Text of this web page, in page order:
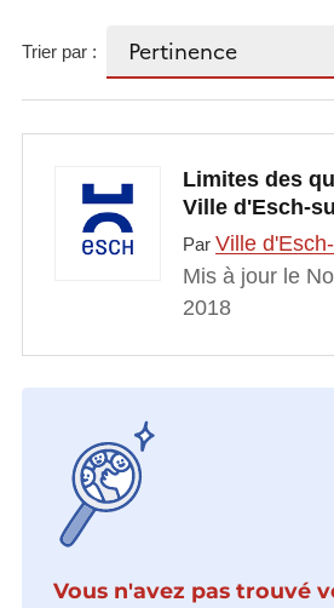
Trier par :
Limites des
Ville d'Esch-
Par Ville
Mis à jour le
2018
Vous n'avez pas trouvé